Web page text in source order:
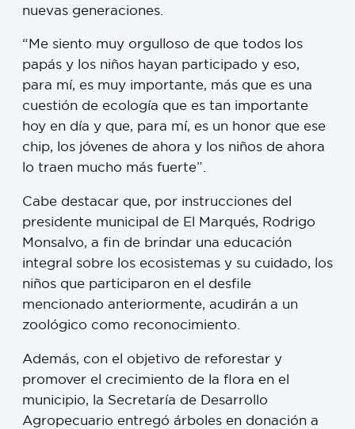
nuevas generaciones.
“Me siento muy orgulloso de que todos los
papás y los niños hayan participado y eso,
para mí, es muy importante, más que es una
cuestión de ecología que es tan importante
hoy en día y que, para mí, es un honor que ese
chip, los jóvenes de ahora y los niños de ahora
lo traen mucho más fuerte”.
Cabe destacar que, por instrucciones del
presidente municipal de El Marqués, Rodrigo
Monsalvo, a fin de brindar una educación
integral sobre los ecosistemas y su cuidado, los
niños que participaron en el desfile
mencionado anteriormente, acudirán a un
zoológico como reconocimiento.
Además, con el objetivo de reforestar y
promover el crecimiento de la flora en el
municipio, la Secretaría de Desarrollo
Agropecuario entregó árboles en donación a